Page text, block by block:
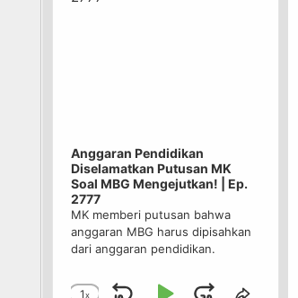
Anggaran Pendidikan
Diselamatkan Putusan MK
Soal MBG Mengejutkan! | Ep.
2777
MK memberi putusan bahwa
anggaran MBG harus dipisahkan
dari anggaran pendidikan.
1x